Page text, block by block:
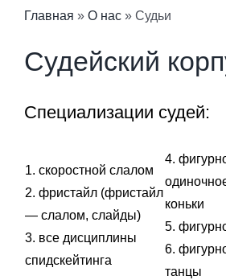
Главная » О нас » Судьи
Судейский
Специализации судей:
1. скоростной слалом
2. фристайл (фристайл
— слалом, слайды)
3. все дисциплины
спидскейтинга
4.
коньки
5.
6.
танцы